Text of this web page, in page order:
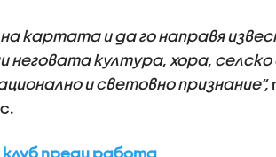
картата и да го направя
неговата култура, хора,
и световно признание“,
преди работа